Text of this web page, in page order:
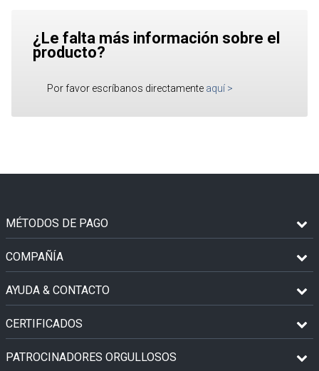
¿Le falta más información sobre el
producto?
Por favor escríbanos directamente aquí >
MÉTODOS DE PAGO
COMPAÑÍA
AYUDA & CONTACTO
CERTIFICADOS
PATROCINADORES ORGULLOSOS